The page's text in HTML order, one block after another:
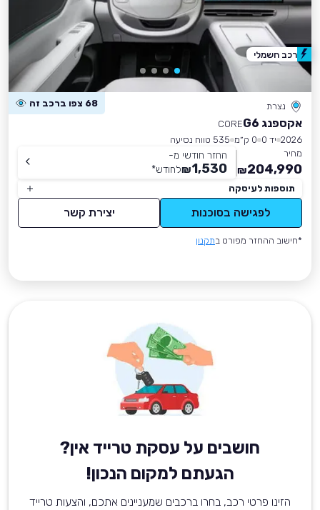
נצרת 68 צפו ברכב זה
אקספנג G6
CORE
2026 יד 0 0 ק״מ
535 טווח נסיעה
מחיר
204,990
₪
החזר חודשי מ-
1,530
₪לחודש*
תוספות לעיסקה
לפגישה בסוכנות יצירת קשר
*חישוב ההחזר מפורט בתקנון
רכב חשמלי
חושבים על עסקת טרייד אין?
הגעתם למקום הנכון!
הזינו פרטי רכב, בחרו ברכבים שמעניינים אתכם, והצעות טרייד